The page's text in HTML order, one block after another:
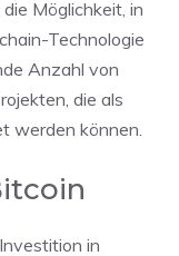
Möglichkeit, in
Technologie
Anzahl von
die als
werden können.
in